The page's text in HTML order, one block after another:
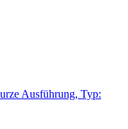
Ausführung, Typ: